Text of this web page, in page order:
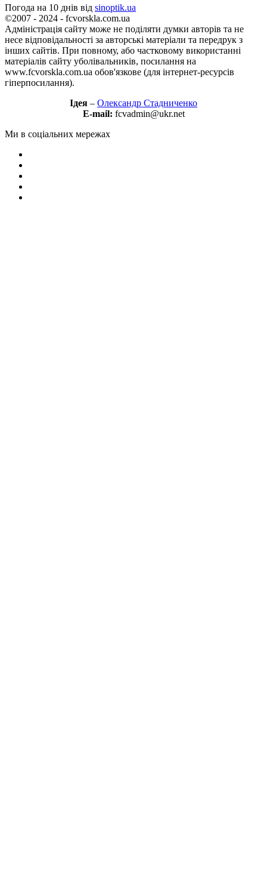
Погода на 10 днів від sinoptik.ua
©2007 - 2024 - fcvorskla.com.ua
Адміністрація сайту може не поділяти думки авторів та не
несе відповідальності за авторські матеріали та передрук з
інших сайтів. При повному, або частковому використанні
матеріалів сайту уболівальників, посилання на
www.fcvorskla.com.ua обов'язкове (для інтернет-ресурсів
гіперпосилання).
Ідея – Олександр Стадниченко
E-mail: fcvadmin@ukr.net
Ми в соціальних мережах